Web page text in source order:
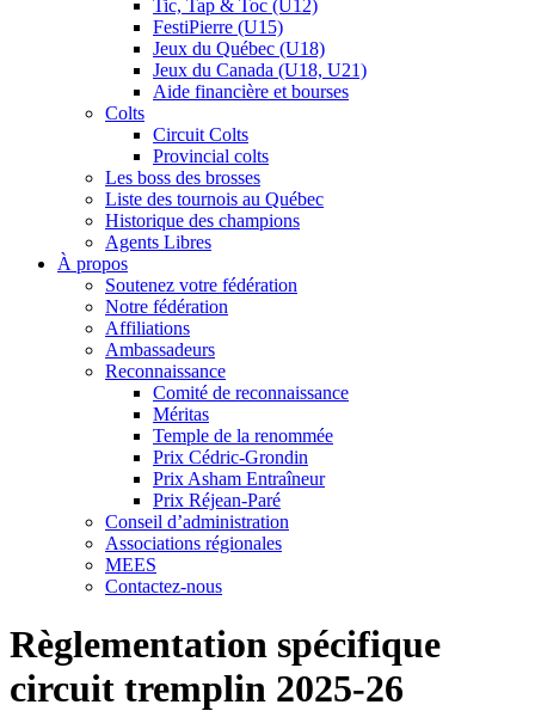
Tic, Tap & Toc (U12)
FestiPierre (U15)
Jeux du Québec (U18)
Jeux du Canada (U18, U21)
Aide financière et bourses
Colts
Circuit Colts
Provincial colts
Les boss des brosses
Liste des tournois au Québec
Historique des champions
Agents Libres
À propos
Soutenez votre fédération
Notre fédération
Affiliations
Ambassadeurs
Reconnaissance
Comité de reconnaissance
Méritas
Temple de la renommée
Prix Cédric-Grondin
Prix Asham Entraîneur
Prix Réjean-Paré
Conseil d’administration
Associations régionales
MEES
Contactez-nous
Règlementation spécifique
circuit tremplin 2025-26